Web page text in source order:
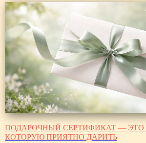
ПОДАРОЧНЫЙ СЕРТИФИКАТ — ЭТО
КОТОРУЮ ПРИЯТНО ДАРИТЬ